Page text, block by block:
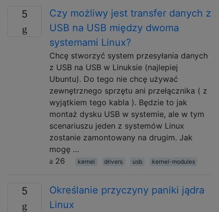
5
Czy możliwy jest transfer danych z
USB na USB między dwoma
systemami Linux?
Chcę stworzyć system przesyłania danych
z USB na USB w Linuksie (najlepiej
Ubuntu). Do tego nie chcę używać
zewnętrznego sprzętu ani przełącznika ( z
wyjątkiem tego kabla ). Będzie to jak
montaż dysku USB w systemie, ale w tym
scenariuszu jeden z systemów Linux
zostanie zamontowany na drugim. Jak
mogę …
26
kernel drivers usb kernel-modules
5
Określanie przyczyny paniki jądra
Linux